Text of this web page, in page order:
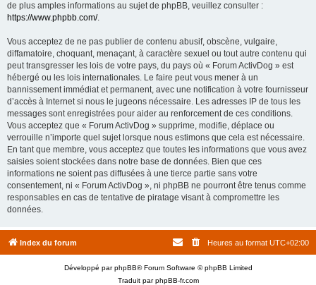
de plus amples informations au sujet de phpBB, veuillez consulter :
https://www.phpbb.com/.
Vous acceptez de ne pas publier de contenu abusif, obscène, vulgaire,
diffamatoire, choquant, menaçant, à caractère sexuel ou tout autre contenu qui
peut transgresser les lois de votre pays, du pays où « Forum ActivDog » est
hébergé ou les lois internationales. Le faire peut vous mener à un
bannissement immédiat et permanent, avec une notification à votre fournisseur
d’accès à Internet si nous le jugeons nécessaire. Les adresses IP de tous les
messages sont enregistrées pour aider au renforcement de ces conditions.
Vous acceptez que « Forum ActivDog » supprime, modifie, déplace ou
verrouille n’importe quel sujet lorsque nous estimons que cela est nécessaire.
En tant que membre, vous acceptez que toutes les informations que vous avez
saisies soient stockées dans notre base de données. Bien que ces
informations ne soient pas diffusées à une tierce partie sans votre
consentement, ni « Forum ActivDog », ni phpBB ne pourront être tenus comme
responsables en cas de tentative de piratage visant à compromettre les
données.
Index du forum Heures au format UTC+02:00
Développé parphpBB® Forum Software © phpBB Limited
Traduit parphpBB-fr.com